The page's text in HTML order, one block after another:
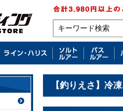
【釣りえさ】冷